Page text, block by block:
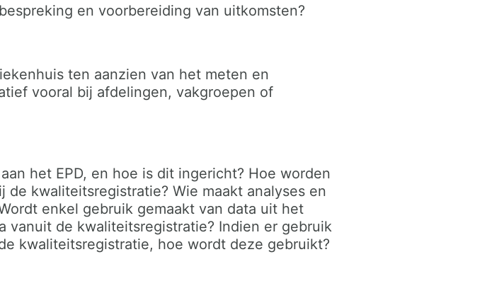
en voorbereiding van uitkomsten?
ten aanzien van het meten en
vooral bij afdelingen, vakgroepen of
het EPD, en hoe is dit ingericht? Hoe worden
kwaliteitsregistratie? Wie maakt analyses en
enkel gebruik gemaakt van data uit het
vanuit de kwaliteitsregistratie? Indien er gebruik
kwaliteitsregistratie, hoe wordt deze gebruikt?